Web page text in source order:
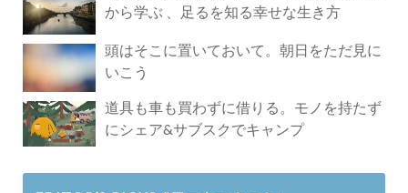
から学ぶ 、足るを知る幸せな生き方
頭はそこに置いておいて。朝日をただ見に
いこう
道具も車も買わずに借りる。モノを持たず
にシェア&サブスクでキャンプ